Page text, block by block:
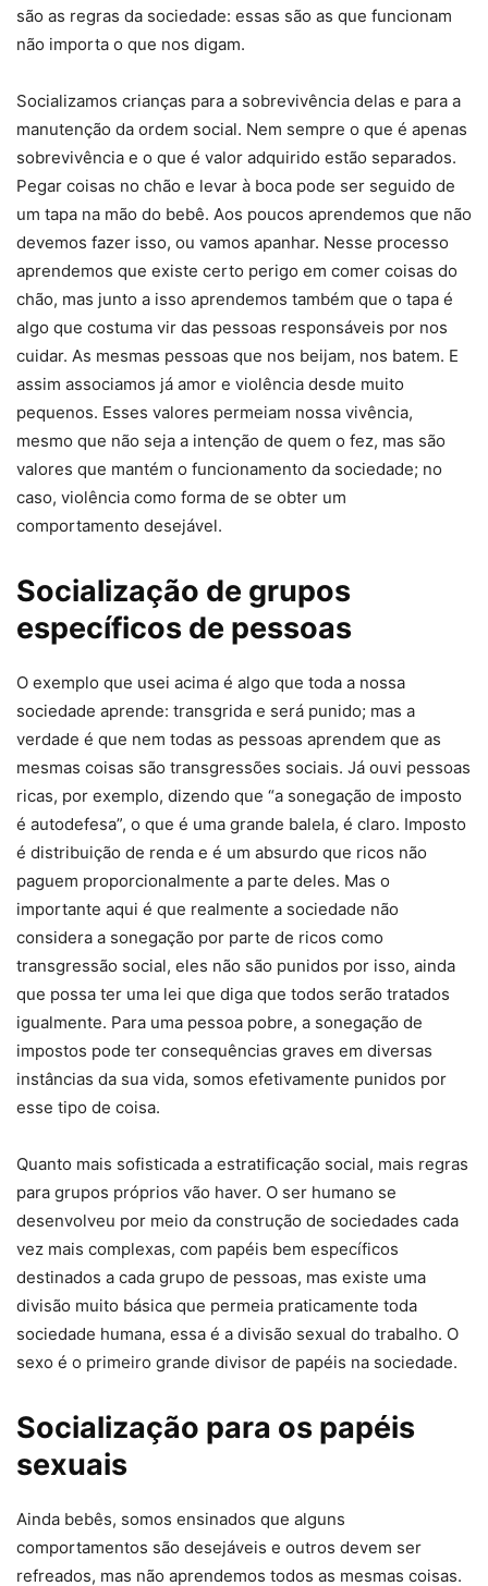
são as regras da sociedade: essas são as que funcionam
não importa o que nos digam.
Socializamos crianças para a sobrevivência delas e para a
manutenção da ordem social. Nem sempre o que é apenas
sobrevivência e o que é valor adquirido estão separados.
Pegar coisas no chão e levar à boca pode ser seguido de
um tapa na mão do bebê. Aos poucos aprendemos que não
devemos fazer isso, ou vamos apanhar. Nesse processo
aprendemos que existe certo perigo em comer coisas do
chão, mas junto a isso aprendemos também que o tapa é
algo que costuma vir das pessoas responsáveis por nos
cuidar. As mesmas pessoas que nos beijam, nos batem. E
assim associamos já amor e violência desde muito
pequenos. Esses valores permeiam nossa vivência,
mesmo que não seja a intenção de quem o fez, mas são
valores que mantém o funcionamento da sociedade; no
caso, violência como forma de se obter um
comportamento desejável.
Socialização de grupos
específicos de pessoas
O exemplo que usei acima é algo que toda a nossa
sociedade aprende: transgrida e será punido; mas a
verdade é que nem todas as pessoas aprendem que as
mesmas coisas são transgressões sociais. Já ouvi pessoas
ricas, por exemplo, dizendo que “a sonegação de imposto
é autodefesa”, o que é uma grande balela, é claro. Imposto
é distribuição de renda e é um absurdo que ricos não
paguem proporcionalmente a parte deles. Mas o
importante aqui é que realmente a sociedade não
considera a sonegação por parte de ricos como
transgressão social, eles não são punidos por isso, ainda
que possa ter uma lei que diga que todos serão tratados
igualmente. Para uma pessoa pobre, a sonegação de
impostos pode ter consequências graves em diversas
instâncias da sua vida, somos efetivamente punidos por
esse tipo de coisa.
Quanto mais sofisticada a estratificação social, mais regras
para grupos próprios vão haver. O ser humano se
desenvolveu por meio da construção de sociedades cada
vez mais complexas, com papéis bem específicos
destinados a cada grupo de pessoas, mas existe uma
divisão muito básica que permeia praticamente toda
sociedade humana, essa é a divisão sexual do trabalho. O
sexo é o primeiro grande divisor de papéis na sociedade.
Socialização para os papéis
sexuais
Ainda bebês, somos ensinados que alguns
comportamentos são desejáveis e outros devem ser
refreados, mas não aprendemos todos as mesmas coisas.